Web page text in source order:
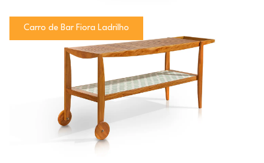
Carro de Bar Fiora Ladrilho